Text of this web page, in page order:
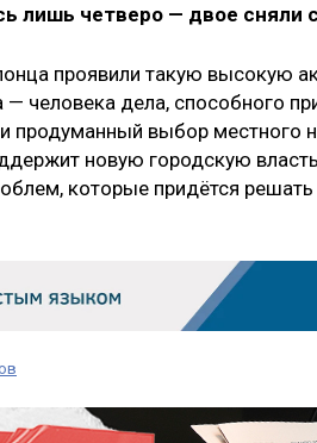
лишь четверо — двое сняли
проявили такую высокую
человека дела, способного
продуманный выбор местного
новую городскую
которые придётся